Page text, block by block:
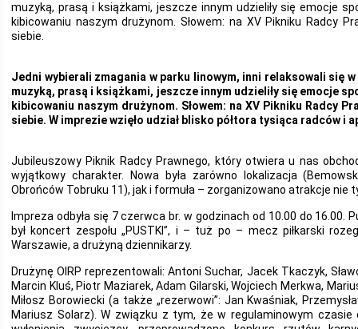
muzyką, prasą i książkami, jeszcze innym udzieliły się emocje
kibicowaniu naszym drużynom. Słowem: na XV Pikniku Radcy
siebie.
Jedni wybierali zmagania w parku linowym, inni relaksowali się
muzyką, prasą i książkami, jeszcze innym udzieliły się emocje
kibicowaniu naszym drużynom. Słowem: na XV Pikniku Radcy
siebie. W imprezie wzięło udział blisko półtora tysiąca radców i
Jubileuszowy Piknik Radcy Prawnego, który otwiera u nas
wyjątkowy charakter. Nowa była zarówno lokalizacja
Obrońców Tobruku 11), jak i formuła – zorganizowano atrakcje nie
Impreza odbyła się 7 czerwca br. w godzinach od 10.00 do 16.00.
był koncert zespołu „PUSTKI”, i – tuż po – mecz piłkarski
Warszawie, a drużyną dziennikarzy.
Drużynę OIRP reprezentowali: Antoni Suchar, Jacek Tkaczyk,
Marcin Kluś, Piotr Maziarek, Adam Gilarski, Wojciech Merkwa,
Miłosz Borowiecki (a także „rezerwowi”: Jan Kwaśniak,
Mariusz Solarz). W związku z tym, że w regulaminowym